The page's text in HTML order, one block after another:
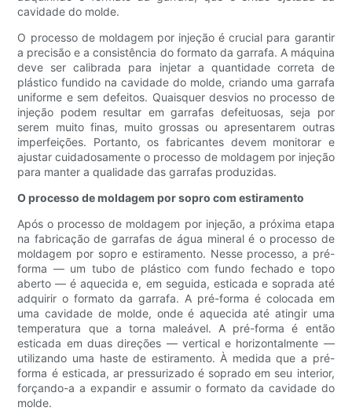
cavidade do molde.
O processo de moldagem por injeção é crucial para garantir
a precisão e a consistência do formato da garrafa. A máquina
deve ser calibrada para injetar a quantidade correta de
plástico fundido na cavidade do molde, criando uma garrafa
uniforme e sem defeitos. Quaisquer desvios no processo de
injeção podem resultar em garrafas defeituosas, seja por
serem muito finas, muito grossas ou apresentarem outras
imperfeições. Portanto, os fabricantes devem monitorar e
ajustar cuidadosamente o processo de moldagem por injeção
para manter a qualidade das garrafas produzidas.
O processo de moldagem por sopro com estiramento
Após o processo de moldagem por injeção, a próxima etapa
na fabricação de garrafas de água mineral é o processo de
moldagem por sopro e estiramento. Nesse processo, a pré-
forma — um tubo de plástico com fundo fechado e topo
aberto — é aquecida e, em seguida, esticada e soprada até
adquirir o formato da garrafa. A pré-forma é colocada em
uma cavidade de molde, onde é aquecida até atingir uma
temperatura que a torna maleável. A pré-forma é então
esticada em duas direções — vertical e horizontalmente —
utilizando uma haste de estiramento. À medida que a pré-
forma é esticada, ar pressurizado é soprado em seu interior,
forçando-a a expandir e assumir o formato da cavidade do
molde.